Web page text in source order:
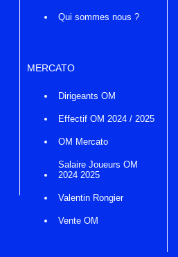
Qui sommes nous ?
MERCATO
Dirigeants OM
Effectif OM 2024 / 2025
OM Mercato
Salaire Joueurs OM
2024 2025
Valentin Rongier
Vente OM